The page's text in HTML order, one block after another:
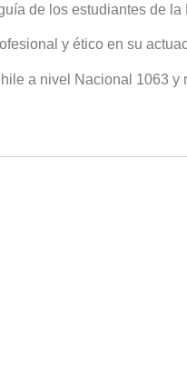
de los estudiantes de
y ético en su
a nivel Nacional 1063 y